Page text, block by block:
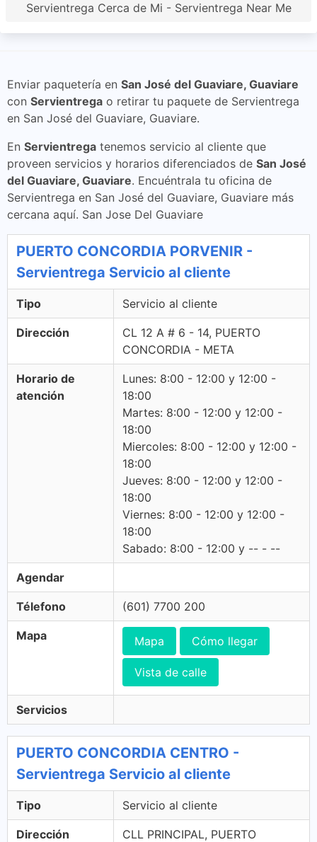
Servientrega Cerca de Mi - Servientrega Near Me
Enviar paquetería en San José del Guaviare, Guaviare
con Servientrega o retirar tu paquete de Servientrega
en San José del Guaviare, Guaviare.
En Servientrega tenemos servicio al cliente que
proveen servicios y horarios diferenciados de San José
del Guaviare, Guaviare. Encuéntrala tu oficina de
Servientrega en San José del Guaviare, Guaviare más
cercana aquí. San Jose Del Guaviare
PUERTO CONCORDIA PORVENIR -
Servientrega Servicio al cliente
Tipo Servicio al cliente
Dirección
CL 12 A # 6 - 14, PUERTO
CONCORDIA - META
Horario de
atención
Lunes: 8:00 - 12:00 y 12:00 -
18:00
Martes: 8:00 - 12:00 y 12:00 -
18:00
Miercoles: 8:00 - 12:00 y 12:00 -
18:00
Jueves: 8:00 - 12:00 y 12:00 -
18:00
Viernes: 8:00 - 12:00 y 12:00 -
18:00
Sabado: 8:00 - 12:00 y -- - --
Agendar
Télefono (601) 7700 200
Mapa Mapa Cómo llegar
Vista de calle
Servicios
PUERTO CONCORDIA CENTRO -
Servientrega Servicio al cliente
Tipo Servicio al cliente
Dirección
CLL PRINCIPAL, PUERTO